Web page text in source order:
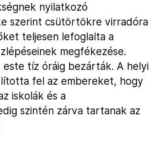
nyilatkozó
szerint csütörtökre virradóra
teljesen lefoglalta a
megfékezése.
tíz óráig bezárták. A helyi
fel az embereket, hogy
iskolák és a
szintén zárva tartanak az